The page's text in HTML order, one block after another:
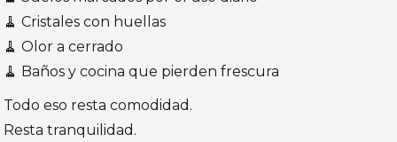
🧹 Cristales con huellas
🧹 Olor a cerrado
🧹 Baños y cocina que pierden frescura
Todo eso resta comodidad.
Resta tranquilidad.